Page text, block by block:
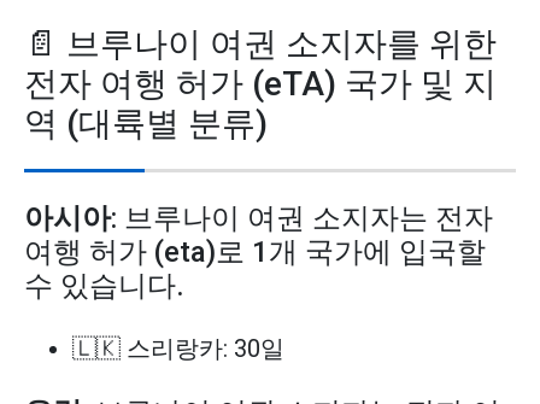
📄 브루나이 여권 소지자를 위한
전자 여행 허가 (eTA) 국가 및 지
역 (대륙별 분류)
아시아: 브루나이 여권 소지자는 전자
여행 허가 (eta)로 1개 국가에 입국할
수 있습니다.
🇱🇰 스리랑카: 30일